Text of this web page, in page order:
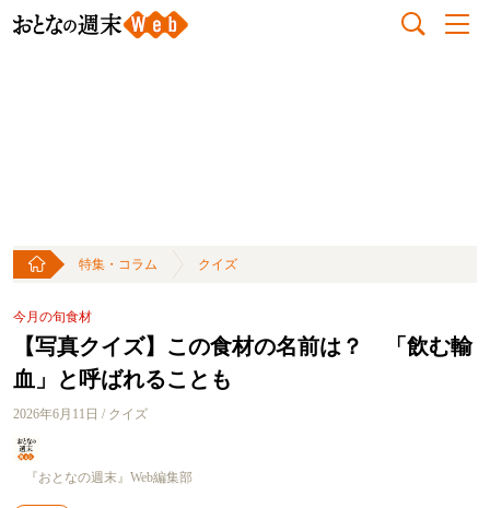
特集・コラム クイズ
今月の旬食材
【写真クイズ】この食材の名前は？ 「飲む輸
血」と呼ばれることも
2026年6月11日 / クイズ
『おとなの週末』Web編集部